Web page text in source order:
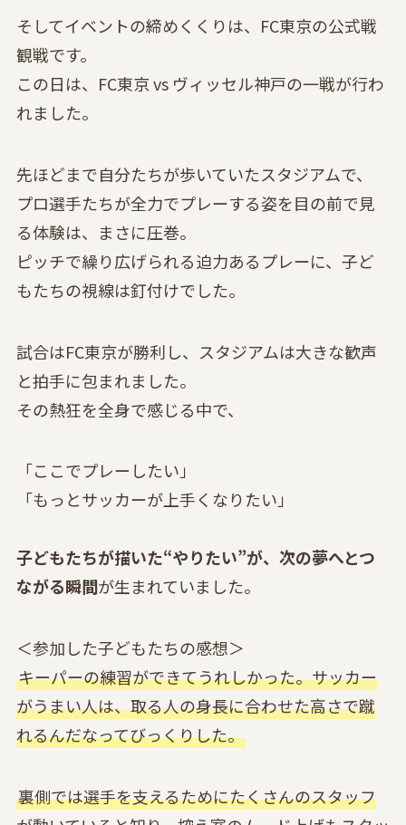
そしてイベントの締めくくりは、FC東京の公式戦
観戦です。
この日は、FC東京 vs ヴィッセル神戸の一戦が行わ
れました。
先ほどまで自分たちが歩いていたスタジアムで、
プロ選手たちが全力でプレーする姿を目の前で見
る体験は、まさに圧巻。
ピッチで繰り広げられる迫力あるプレーに、子ど
もたちの視線は釘付けでした。
試合はFC東京が勝利し、スタジアムは大きな歓声
と拍手に包まれました。
その熱狂を全身で感じる中で、
「ここでプレーしたい」
「もっとサッカーが上手くなりたい」
子どもたちが描いた“やりたい”が、次の夢へとつ
ながる瞬間が生まれていました。
＜参加した子どもたちの感想＞
キーパーの練習ができてうれしかった。サッカー
がうまい人は、取る人の身長に合わせた高さで蹴
れるんだなってびっくりした。
裏側では選手を支えるためにたくさんのスタッフ